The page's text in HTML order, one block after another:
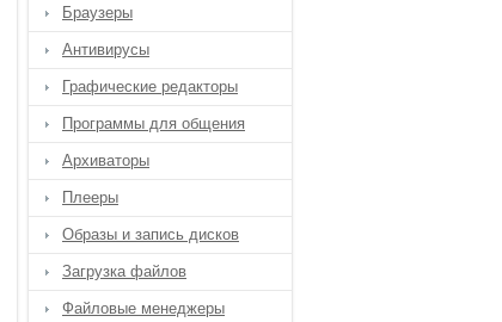
Браузеры
Антивирусы
Графические редакторы
Программы для общения
Архиваторы
Плееры
Образы и запись дисков
Загрузка файлов
Файловые менеджеры